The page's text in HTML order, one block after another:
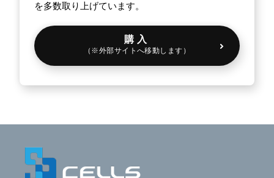
を多数取り上げています。
購入
（※外部サイトへ移動します）